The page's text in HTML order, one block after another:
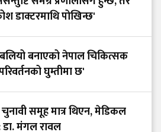
डाक्टरमाथि पोखिन्छ'
बनाएको नेपाल चिकित्सक
घुम्तीमा छ'
समूह मात्र थिएन, मेडिकल
डा. मंगल रावल